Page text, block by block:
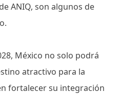
ANIQ, son algunos de
México no solo podrá
atractivo para la
fortalecer su integración